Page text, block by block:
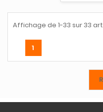
Affichage de 1-33 sur 33
1